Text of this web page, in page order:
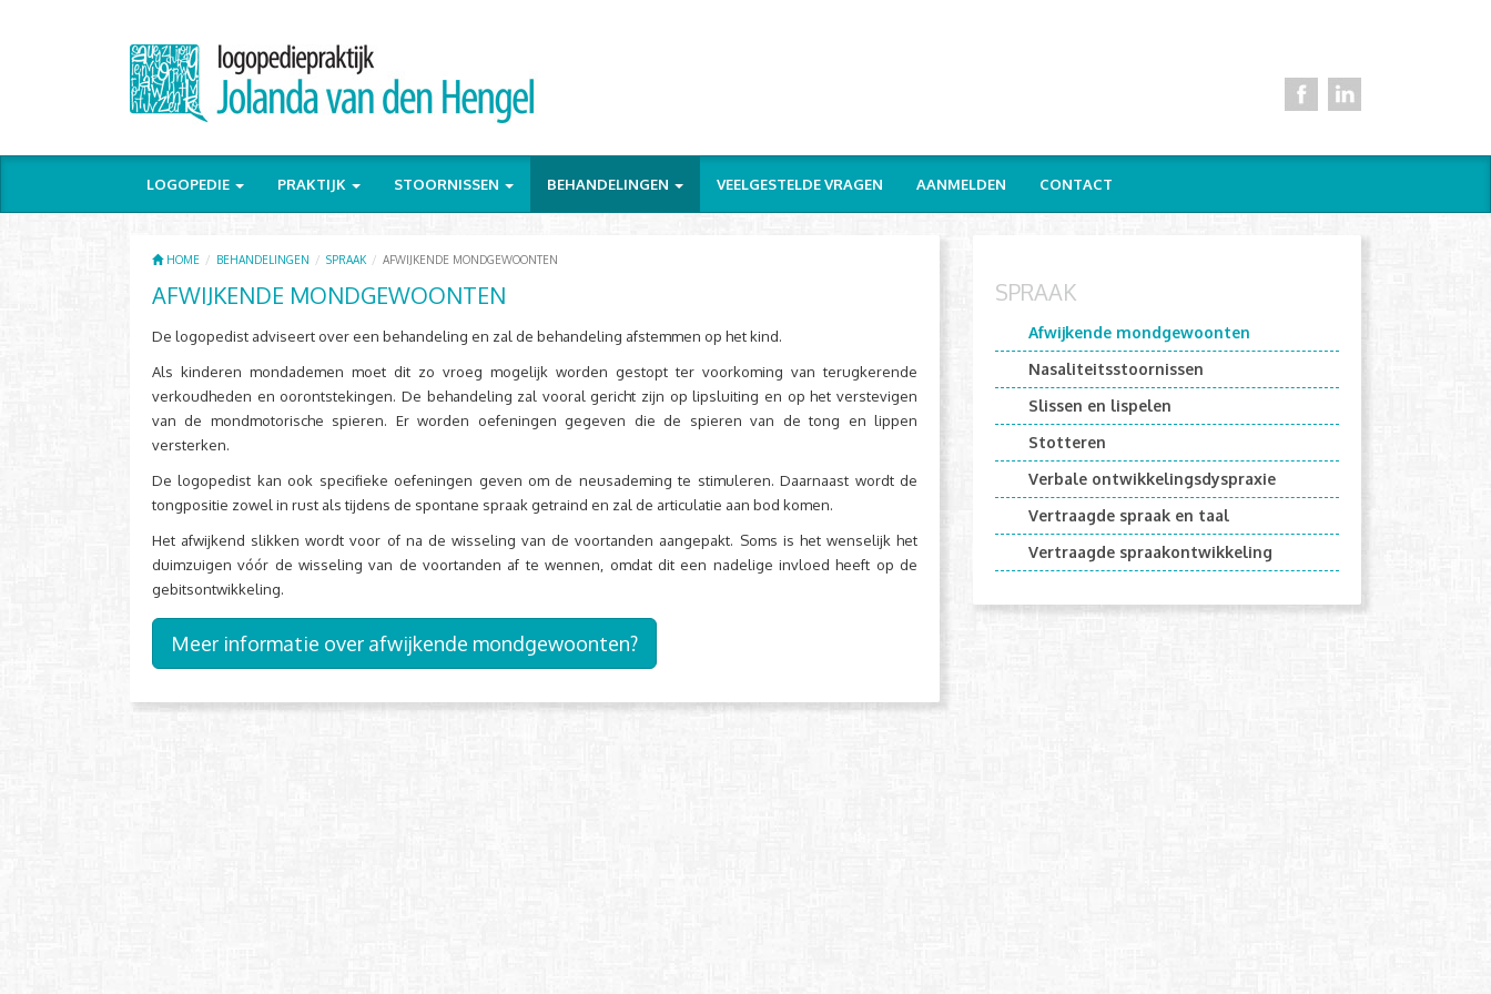
LOGOPEDIE PRAKTIJK STOORNISSEN BEHANDELINGEN VEELGESTELDE VRAGEN AANMELDEN CONTACT
HOME BEHANDELINGEN SPRAAK AFWIJKENDE MONDGEWOONTEN
AFWIJKENDE MONDGEWOONTEN
De logopedist adviseert over een behandeling en zal de behandeling afstemmen op het kind.
Als kinderen mondademen moet dit zo vroeg mogelijk worden gestopt ter voorkoming van terugkerende
verkoudheden en oorontstekingen. De behandeling zal vooral gericht zijn op lipsluiting en op het verstevigen
van de mondmotorische spieren. Er worden oefeningen gegeven die de spieren van de tong en lippen
versterken.
De logopedist kan ook specifieke oefeningen geven om de neusademing te stimuleren. Daarnaast wordt de
tongpositie zowel in rust als tijdens de spontane spraak getraind en zal de articulatie aan bod komen.
Het afwijkend slikken wordt voor of na de wisseling van de voortanden aangepakt. Soms is het wenselijk het
duimzuigen vóór de wisseling van de voortanden af te wennen, omdat dit een nadelige invloed heeft op de
gebitsontwikkeling.
Meer informatie over afwijkende mondgewoonten?
SPRAAK
Afwijkende mondgewoonten
Nasaliteitsstoornissen
Slissen en lispelen
Stotteren
Verbale ontwikkelingsdyspraxie
Vertraagde spraak en taal
Vertraagde spraakontwikkeling